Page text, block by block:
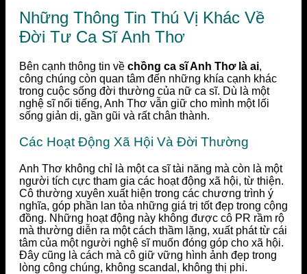
Những Thông Tin Thú Vị Khác Về
Đời Tư Ca Sĩ Anh Thơ
Bên cạnh thông tin về chồng ca sĩ Anh Thơ là ai,
công chúng còn quan tâm đến những khía cạnh khác
trong cuộc sống đời thường của nữ ca sĩ. Dù là một
nghệ sĩ nổi tiếng, Anh Thơ vẫn giữ cho mình một lối
sống giản dị, gần gũi và rất chân thành.
Các Hoạt Động Xã Hội Và Đời Thường
Anh Thơ không chỉ là một ca sĩ tài năng mà còn là một
người tích cực tham gia các hoạt động xã hội, từ thiện.
Cô thường xuyên xuất hiện trong các chương trình ý
nghĩa, góp phần lan tỏa những giá trị tốt đẹp trong cộng
đồng. Những hoạt động này không được cô PR rầm rộ
mà thường diễn ra một cách thầm lặng, xuất phát từ cái
tâm của một người nghệ sĩ muốn đóng góp cho xã hội.
Đây cũng là cách mà cô giữ vững hình ảnh đẹp trong
lòng công chúng, không scandal, không thị phi.